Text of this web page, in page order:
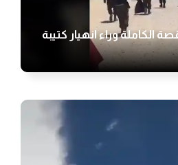
الكاملة وراء انهيار كتيبة